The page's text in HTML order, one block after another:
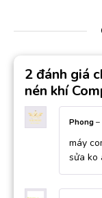
2 đánh giá
nén khí
Phong–
máy
sửa ko